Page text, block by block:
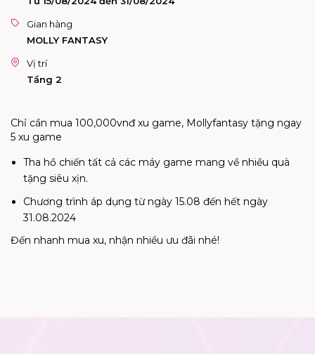
Gian hàng
MOLLY FANTASY
Vị trí
Tầng 2
Chỉ cần mua 100,000vnđ xu game, Mollyfantasy tặng ngay
5 xu game
Tha hồ chiến tất cả các máy game mang về nhiều quà
tặng siêu xịn.
Chương trình áp dụng từ ngày 15.08 đến hết ngày
31.08.2024
Đến nhanh mua xu, nhận nhiều ưu đãi nhé!